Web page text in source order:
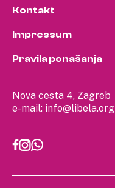
Nova cesta 4, Zagreb
e-mail: info@libela.org
Kontakt
Impressum
Pravila ponašanja